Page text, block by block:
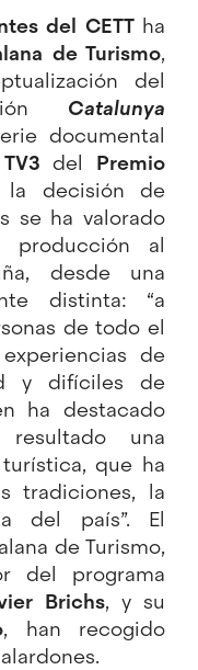
del CETT ha
de Turismo,
del
Catalunya
documental
TV3 del Premio
la decisión de
se ha valorado
producción al
desde una
distinta: “a
de todo el
de
y difíciles de
ha destacado
una
que ha
tradiciones, la
del país”. El
de Turismo,
del programa
Brichs, y su
, han recogido